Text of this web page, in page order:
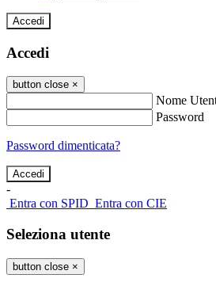
Accedi
Accedi
button close ×
Nome
Password
Password dimenticata?
-
Entra con SPID Entra con CIE
Seleziona utente
button close ×